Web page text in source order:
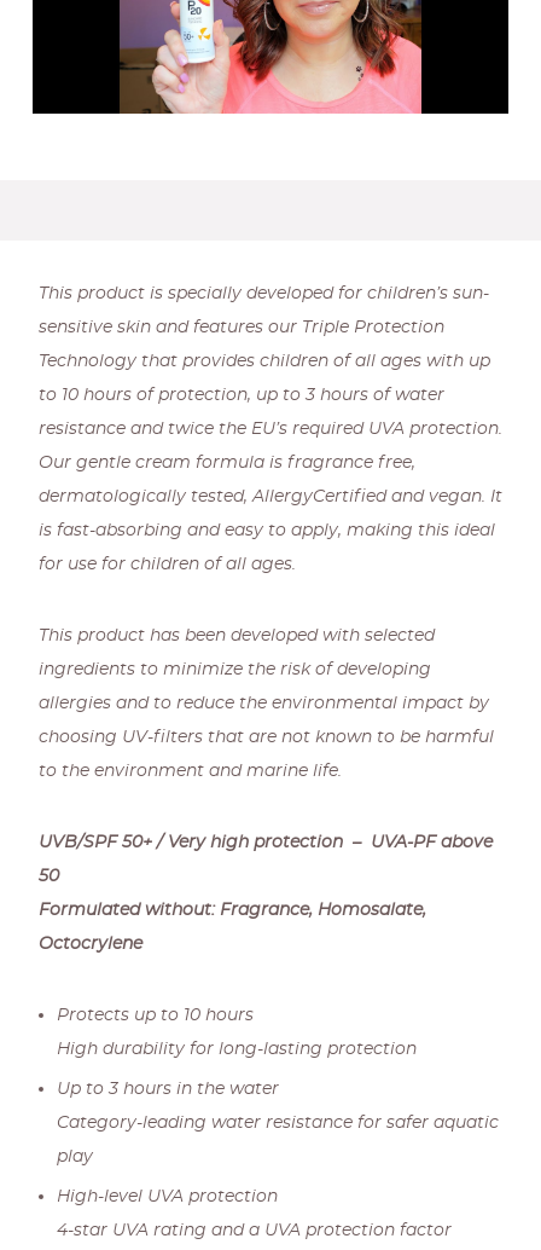
This product is specially developed for children’s sun-
sensitive skin and features our Triple Protection
Technology that provides children of all ages with up
to 10 hours of protection, up to 3 hours of water
resistance and twice the EU’s required UVA protection.
Our gentle cream formula is fragrance free,
dermatologically tested, AllergyCertified and vegan. It
is fast-absorbing and easy to apply, making this ideal
for use for children of all ages.
This product has been developed with selected
ingredients to minimize the risk of developing
allergies and to reduce the environmental impact by
choosing UV-filters that are not known to be harmful
to the environment and marine life.
UVB/SPF 50+ / Very high protection – UVA-PF above
50
Formulated without: Fragrance, Homosalate,
Octocrylene
Protects up to 10 hours
High durability for long-lasting protection
Up to 3 hours in the water
Category-leading water resistance for safer aquatic
play
High-level UVA protection
4-star UVA rating and a UVA protection factor